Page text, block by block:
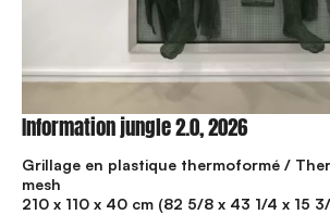
Information jungle 2.0, 2026
Grillage en plastique thermoformé /
mesh
210 x 110 x 40 cm (82 5/8 x 43 1/4 x 15